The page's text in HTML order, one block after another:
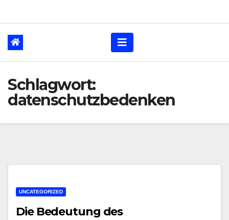
Schlagwort:
datenschutzbedenken
UNCATEGORIZED
Die Bedeutung des